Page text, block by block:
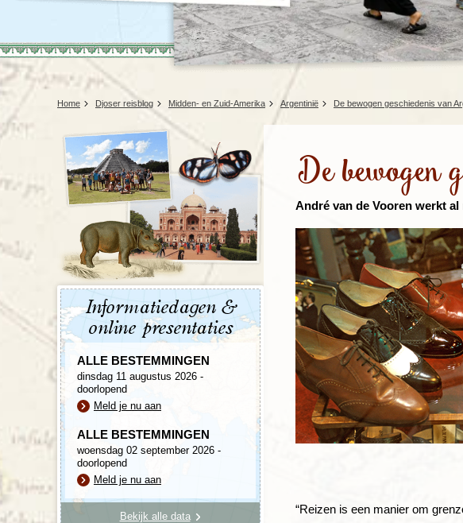
Mauritius
Zuid-Afrika
El Salvador
Home Djoser reisblog Midden- en Zuid-Amerika Argentinië De bewogen geschiedenis van
De bewogen
André van de Vooren werkt
“Reizen is een manier om
Informatiedagen &
online presentaties
ALLE BESTEMMINGEN
dinsdag 11 augustus 2026 -
doorlopend
Meld je nu aan
ALLE BESTEMMINGEN
woensdag 02 september 2026 -
doorlopend
Meld je nu aan
Bekijk alle data